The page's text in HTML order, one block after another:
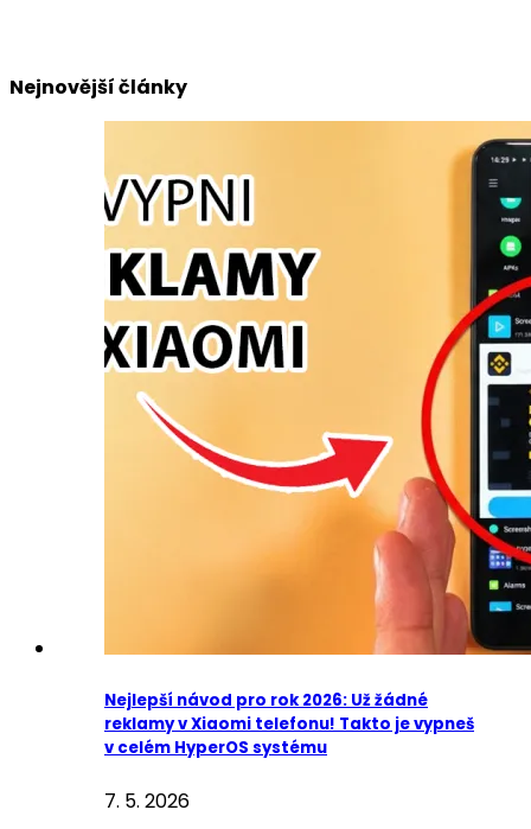
Nejnovější články
Nejlepší návod pro rok 2026: Už žádné
reklamy v Xiaomi telefonu! Takto je vypneš
v celém HyperOS systému
7. 5. 2026